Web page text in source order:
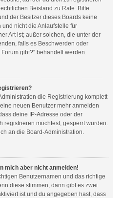
Beistand zu Rate. Bitte
der Besitzer dieses Boards keine
nicht die Anlaufstelle für
Art ist; außer solchen, die unter der
falls es Beschwerden oder
gibt?“ behandelt werden.
die Registrierung komplett
neuen Benutzer mehr anmelden
deine IP-Adresse oder der
registrieren möchtest, gesperrt wurden.
an die Board-Administration.
mich aber nicht anmelden!
Benutzernamen und das richtige
diese stimmen, dann gibt es zwei
ist und du angegeben hast, dass